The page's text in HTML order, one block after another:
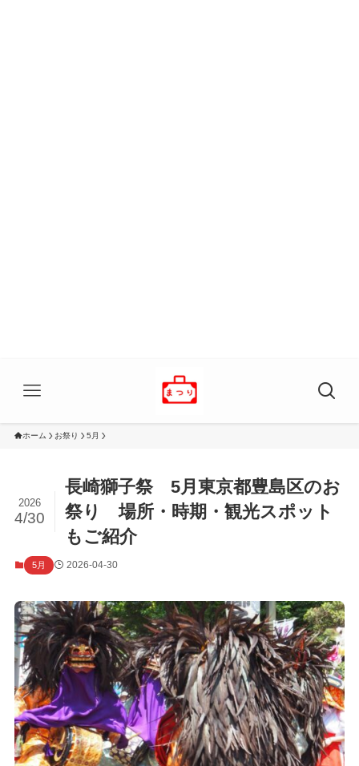
ホーム お祭り 5月
長崎獅子祭 5月東京都豊島区のお
祭り 場所・時期・観光スポット
もご紹介
2026
4/30
5月 2026-04-30